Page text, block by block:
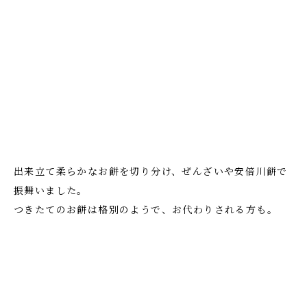
出来立て柔らかなお餅を切り分け、ぜんざいや安倍川餅で
振舞いました。
つきたてのお餅は格別のようで、お代わりされる方も。